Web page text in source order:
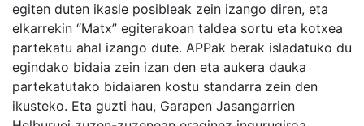
egiten duten ikasle posibleak zein izango diren, eta
elkarrekin “Matx” egiterakoan taldea sortu eta kotxea
partekatu ahal izango dute. APPak berak isladatuko du
egindako bidaia zein izan den eta aukera dauka
partekatutako bidaiaren kostu standarra zein den
ikusteko. Eta guzti hau, Garapen Jasangarrien